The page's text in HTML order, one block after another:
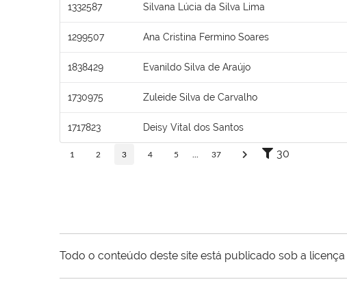
1332587 Silvana Lúcia da Silva Lima
1299507 Ana Cristina Fermino Soares
1838429 Evanildo Silva de Araújo
1730975 Zuleide Silva de Carvalho
1717823 Deisy Vital dos Santos
1 2 3 4 5 37 30
Todo o conteúdo deste site está publicado sob a licença